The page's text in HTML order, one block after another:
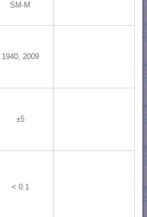
SM-M
1940, 2009
±5
< 0.1